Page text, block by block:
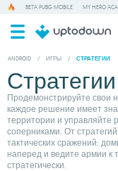
BETA PUBG MOBILE MY HERO
ANDROID / ИГРЫ / СТРАТЕГИИ
Продемонстрируйте свои
каждое решение имеет
территории и управляйте
соперниками. От
тактических сражений:
наперед и ведите армии к
стратегически.